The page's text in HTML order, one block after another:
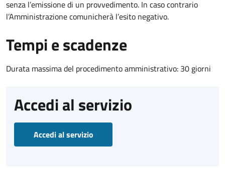
senza l’emissione di un provvedimento. In caso contrario
l’Amministrazione comunicherà l’esito negativo.
Tempi e scadenze
Durata massima del procedimento amministrativo: 30 giorni
Accedi al servizio
Accedi al servizio